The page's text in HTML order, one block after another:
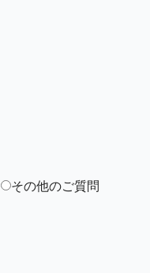
その他のご質問